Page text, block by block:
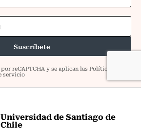
Universidad de Santiago de
Chile